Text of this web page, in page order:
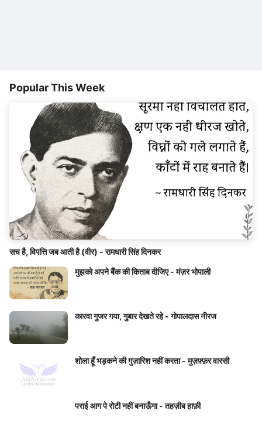
Popular This Week
सच है, विपत्ति जब आती है (वीर) - रामधारी सिंह दिनकर
मुझको अपने बैंक की किताब दीजिए - मंज़र भोपाली
कारवा गुजर गया, गुबार देखते रहे - गोपालदास नीरज
शोला हूँ भड़कने की गुज़ारिश नहीं करता - मुज़फ़्फ़र वारसी
पराई आग पे रोटी नहीं बनाऊँगा - तहज़ीब हाफ़ी